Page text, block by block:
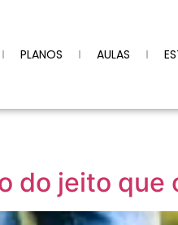
PLANOS AULAS
do jeito que